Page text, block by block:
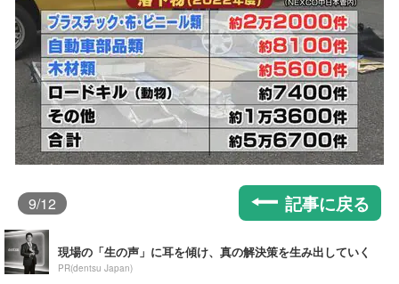
9/12 記事に戻る
現場の「生の声」に耳を傾け、真の解決策を生み出していく
PR(dentsu Japan)